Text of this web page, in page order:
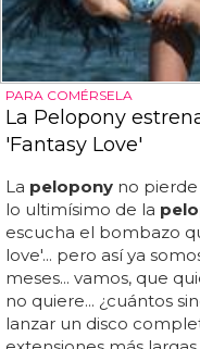
PARA COMÉRSELA
La Pelopony
'Fantasy Love'
La pelopony no pierde
lo ultimísimo de la
escucha el bombazo
love'... pero así ya
meses... vamos, que
no quiere... ¿cuántos
lanzar un disco